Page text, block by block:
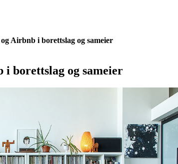
Airbnb i borettslag og sameier
borettslag og sameier